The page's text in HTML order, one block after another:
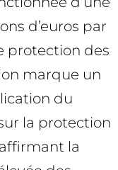
d’euros par
protection des
marque un
du
la protection
la